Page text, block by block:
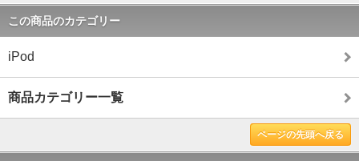
この商品のカテゴリー
iPod
商品カテゴリー一覧
ページの先頭へ戻る